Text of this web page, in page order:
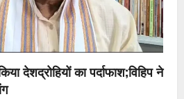
देशद्रोहियों का पर्दाफाश;विहिप ने